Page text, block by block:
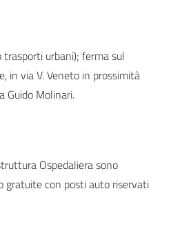
urbani); ferma sul
in via V. Veneto in prossimità
Guido Molinari.
Ospedaliera sono
gratuite con posti auto riservati